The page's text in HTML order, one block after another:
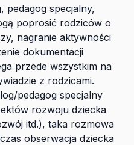
pedagog specjalny,
poprosić rodziców o
nagranie aktywności
dokumentacji
przede wszystkim na
z rodzicami.
pedagog specjalny
rozwoju dziecka
itd.), taka rozmowa
obserwacja dziecka